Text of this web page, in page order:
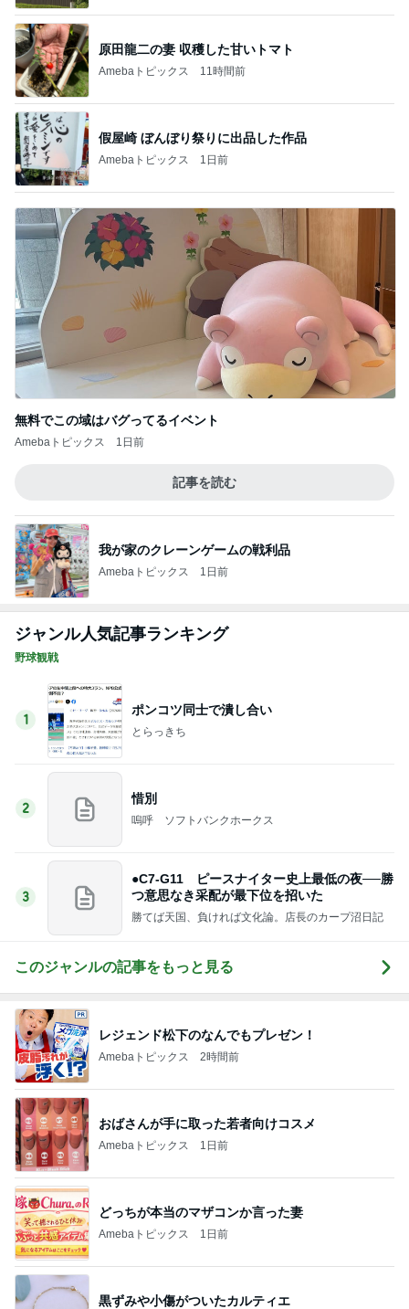
原田龍二の妻 収穫した甘いトマト
Amebaトピックス 11時間前
假屋崎 ぼんぼり祭りに出品した作品
Amebaトピックス 1日前
無料でこの域はバグってるイベント
Amebaトピックス 1日前
記事を読む
我が家のクレーンゲームの戦利品
Amebaトピックス 1日前
ジャンル人気記事ランキング
野球観戦
1
ポンコツ同士で潰し合い
とらっきち
2
惜別
嗚呼 ソフトバンクホークス
3
●C7-G11 ピースナイター史上最低の夜──勝
つ意思なき采配が最下位を招いた
勝てば天国、負ければ文化論。店長のカープ沼日記
このジャンルの記事をもっと見る
レジェンド松下のなんでもプレゼン！
Amebaトピックス 2時間前
おばさんが手に取った若者向けコスメ
Amebaトピックス 1日前
どっちが本当のマザコンか言った妻
Amebaトピックス 1日前
黒ずみや小傷がついたカルティエ